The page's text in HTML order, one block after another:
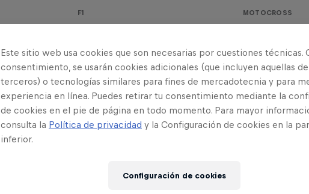
F1 MOTOCROSS
Este sitio web usa cookies que son necesarias por cuestiones técnicas.
consentimiento, se usarán cookies adicionales (que incluyen aquellas de
terceros) o tecnologías similares para fines de mercadotecnia y para
experiencia en línea. Puedes retirar tu consentimiento mediante la
de cookies en el pie de página en todo momento. Para mayor
consulta la Política de privacidad y la Configuración de cookies en la
inferior.
Configuración de cookies